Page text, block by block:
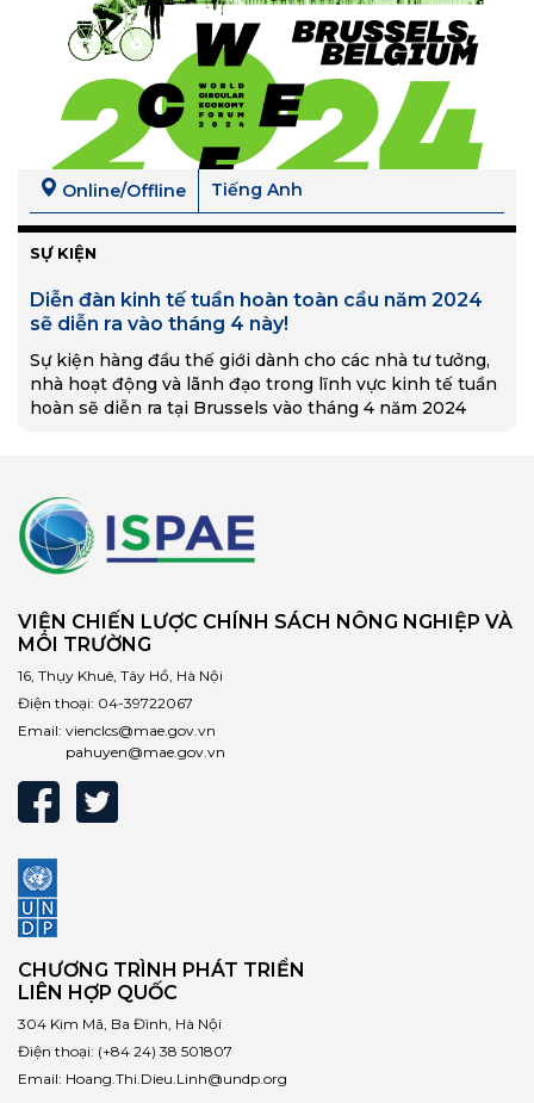
Online/Offline Tiếng Anh
SỰ KIỆN
Diễn đàn kinh tế tuần hoàn toàn cầu năm 2024
sẽ diễn ra vào tháng 4 này!
Sự kiện hàng đầu thế giới dành cho các nhà tư tưởng,
nhà hoạt động và lãnh đạo trong lĩnh vực kinh tế tuần
hoàn sẽ diễn ra tại Brussels vào tháng 4 năm 2024
VIỆN CHIẾN LƯỢC CHÍNH SÁCH NÔNG NGHIỆP VÀ
MÔI TRƯỜNG
16, Thụy Khuê, Tây Hồ, Hà Nội
Điện thoại: 04-39722067
Email: vienclcs@mae.gov.vn
pahuyen@mae.gov.vn
CHƯƠNG TRÌNH PHÁT TRIỂN
LIÊN HỢP QUỐC
304 Kim Mã, Ba Đình, Hà Nội
Điện thoại: (+84 24) 38 501807
Email: Hoang.Thi.Dieu.Linh@undp.org